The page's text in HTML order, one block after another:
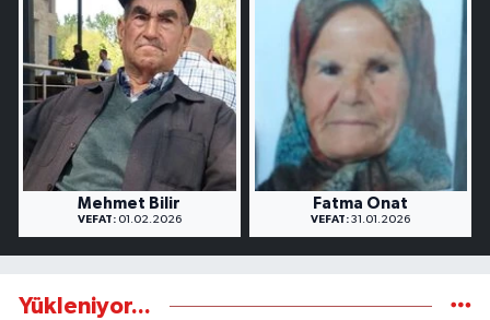
Mehmet Bilir
VEFAT:01.02.2026
Fatma Onat
VEFAT: 31.01.2026
Yükleniyor...